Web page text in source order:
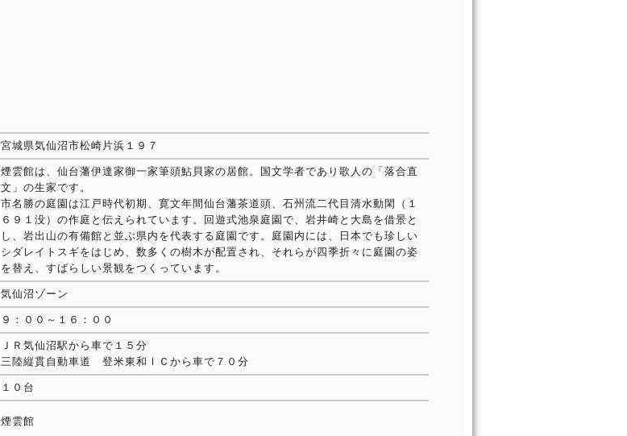
宮城県気仙沼市松崎片浜１９７
煙雲館は、仙台藩伊達家御一家筆頭鮎貝家の居館。国文学者であり歌人の「落合直
文」の生家です。
市名勝の庭園は江戸時代初期、寛文年間仙台藩茶道頭、石州流二代目清水動閑（１
６９１没）の作庭と伝えられています。回遊式池泉庭園で、岩井崎と大島を借景と
し、岩出山の有備館と並ぶ県内を代表する庭園です。庭園内には、日本でも珍しい
シダレイトスギをはじめ、数多くの樹木が配置され、それらが四季折々に庭園の姿
を替え、すばらしい景観をつくっています。
気仙沼ゾーン
９：００～１６：００
ＪＲ気仙沼駅から車で１５分
三陸縦貫自動車道 登米東和ＩＣから車で７０分
１０台
煙雲館